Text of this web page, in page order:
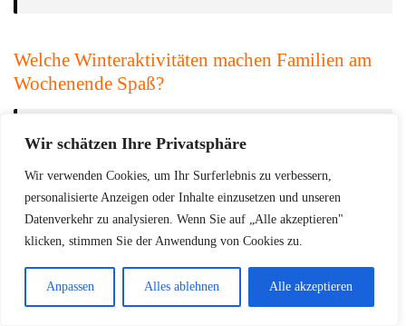
Wir schätzen Ihre Privatsphäre
Wir verwenden Cookies, um Ihr Surferlebnis zu verbessern,
personalisierte Anzeigen oder Inhalte einzusetzen und unseren
Datenverkehr zu analysieren. Wenn Sie auf „Alle akzeptieren"
klicken, stimmen Sie der Anwendung von Cookies zu.
Anpassen Alles ablehnen Alle akzeptieren
Welche Winteraktivitäten machen Familien am
Wochenende Spaß?
Schlittenfahren, Eislaufen,
Kletterparks sind die verlässlichsten
Winteroptionen.
Was gehört in die Packliste für einen